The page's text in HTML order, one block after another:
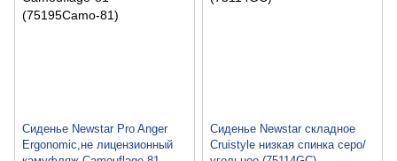
Сиденье Newstar Pro Anger
Ergonomic,не лицензионный
Сиденье Newstar складное
Cruistyle низкая спинка серо/